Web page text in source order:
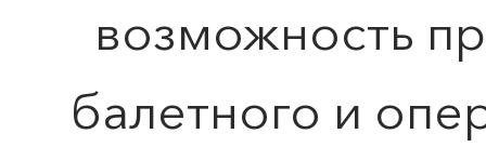
возможность
балетного и